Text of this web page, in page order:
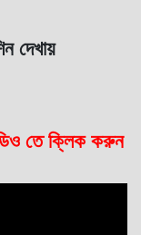
দেখায়
তে ক্লিক করুন